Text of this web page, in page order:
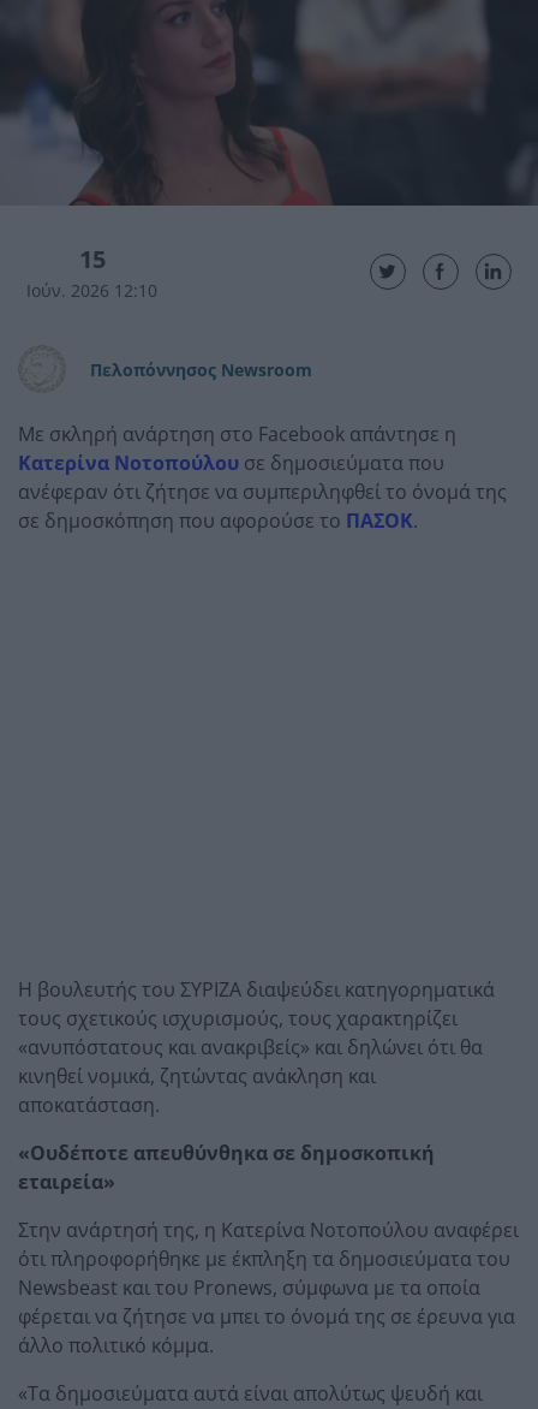
15
Ιούν. 2026 12:10
Πελοπόννησος Newsroom
Με σκληρή ανάρτηση στο Facebook απάντησε η
Κατερίνα Νοτοπούλου σε δημοσιεύματα που
ανέφεραν ότι ζήτησε να συμπεριληφθεί το όνομά της
σε δημοσκόπηση που αφορούσε το ΠΑΣΟΚ.
Η βουλευτής του ΣΥΡΙΖΑ διαψεύδει κατηγορηματικά
τους σχετικούς ισχυρισμούς, τους χαρακτηρίζει
«ανυπόστατους και ανακριβείς» και δηλώνει ότι θα
κινηθεί νομικά, ζητώντας ανάκληση και
αποκατάσταση.
«Ουδέποτε απευθύνθηκα σε δημοσκοπική
εταιρεία»
Στην ανάρτησή της, η Κατερίνα Νοτοπούλου αναφέρει
ότι πληροφορήθηκε με έκπληξη τα δημοσιεύματα του
Newsbeast και του Pronews, σύμφωνα με τα οποία
φέρεται να ζήτησε να μπει το όνομά της σε έρευνα για
άλλο πολιτικό κόμμα.
«Τα δημοσιεύματα αυτά είναι απολύτως ψευδή και